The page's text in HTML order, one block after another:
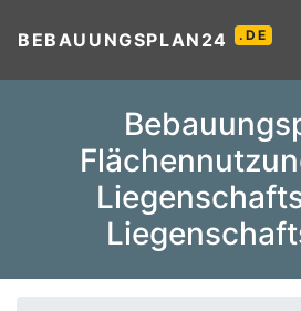
BEBAUUNGSPLAN24 .DE